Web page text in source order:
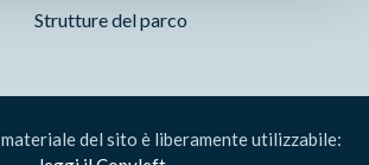
Strutture del parco
del sito è liberamente utilizzabile: